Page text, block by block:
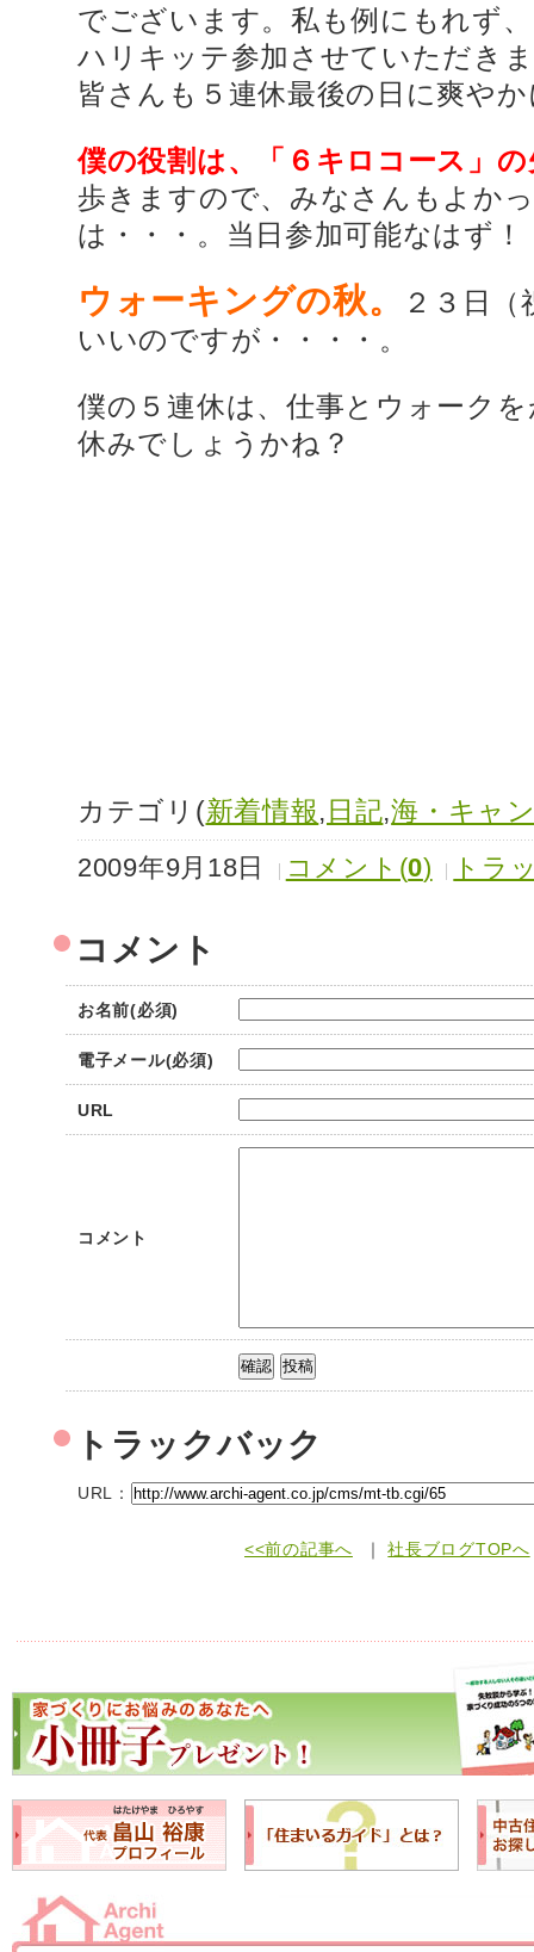
でございます。私も例にもれず
ハリキッテ参加させていただき
皆さんも５連休最後の日に爽や
僕の役割は、「６キロコース」の
歩きますので、みなさんもよか
は・・・。当日参加可能なはず！
ウォーキングの秋。
２３日
いいのですが・・・・。
僕の５連休は、仕事とウォーク
休みでしょうかね？
カテゴリ(新着情報,日記,海・キャ
2009年9月18日 コメント(0) トラ
コメント
お名前(必須)
電子メール(必須)
URL
コメント
トラックバック
URL：
<<前の記事へ ｜ 社長ブログTOPへ